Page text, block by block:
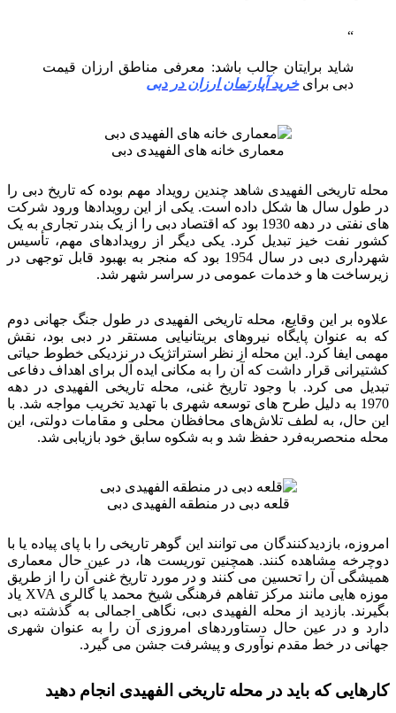
شاید برایتان جالب باشد: معرفی مناطق ارزان قیمت
دبی برایخرید آپارتمان ارزان در دبی
معماری خانه های الفهیدی دبی
محله تاریخی الفهیدی شاهد چندین رویداد مهم بوده که تاریخ دبی را
در طول سال ها شکل داده است. یکی از این رویدادها ورود شرکت
های نفتی در دهه 1930 بود که اقتصاد دبی را از یک بندر تجاری به یک
کشور نفت خیز تبدیل کرد. یکی دیگر از رویدادهای مهم، تأسیس
شهرداری دبی در سال 1954 بود که منجر به بهبود قابل توجهی در
زیرساخت ها و خدمات عمومی در سراسر شهر شد.
علاوه بر این وقایع، محله تاریخی الفهیدی در طول جنگ جهانی دوم
که به عنوان پایگاه نیروهای بریتانیایی مستقر در دبی بود، نقش
مهمی ایفا کرد. این محله از نظر استراتژیک در نزدیکی خطوط حیاتی
کشتیرانی قرار داشت که آن را به مکانی ایده آل برای اهداف دفاعی
تبدیل می کرد. با وجود تاریخ غنی، محله تاریخی الفهیدی در دهه
1970 به دلیل طرح های توسعه شهری با تهدید تخریب مواجه شد. با
این حال، به لطف تلاش‌های محافظان محلی و مقامات دولتی، این
محله منحصربه‌فرد حفظ شد و به شکوه سابق خود بازیابی شد.
قلعه دبی در منطقه الفهیدی دبی
امروزه، بازدیدکنندگان می توانند این گوهر تاریخی را با پای پیاده یا با
دوچرخه مشاهده کنند. همچنین توریست ها، در عین حال معماری
همیشگی آن را تحسین می کنند و در مورد تاریخ غنی آن را از طریق
موزه هایی مانند مرکز تفاهم فرهنگی شیخ محمد یا گالری XVA یاد
بگیرند. بازدید از محله الفهیدی دبی، نگاهی اجمالی به گذشته دبی
دارد و در عین حال دستاوردهای امروزی آن را به عنوان شهری
جهانی در خط مقدم نوآوری و پیشرفت جشن می گیرد.
کارهایی که باید در محله تاریخی الفهیدی انجام دهید